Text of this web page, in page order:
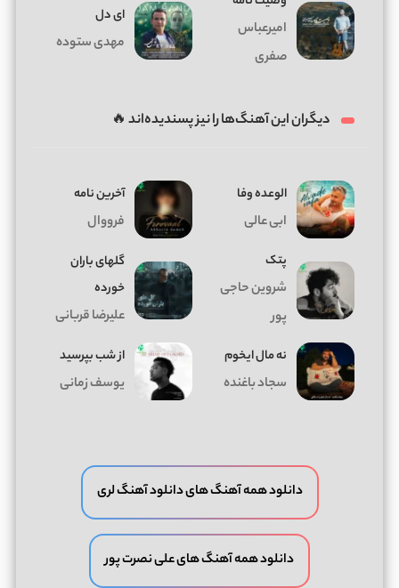
امیرعباس
صفری
ای دل
مهدی ستوده
دیگران این آهنگ‌ها را نیز پسندیده‌اند 🔥
الوعده وفا
ابی عالی
آخرین نامه
فرووال
پتک
شروین حاجی
پور
گلهای باران
خورده
علیرضا قربانی
ﻧﻪ ﻣﺎل اﻳﺨﻮم
سجاد باغنده
از شب بپرسید
یوسف زمانی
دانلود همه آهنگ های دانلود آهنگ لری
دانلود همه آهنگ های علی نصرت پور